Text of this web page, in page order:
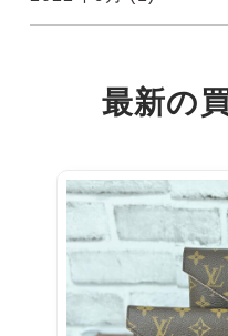
最新の